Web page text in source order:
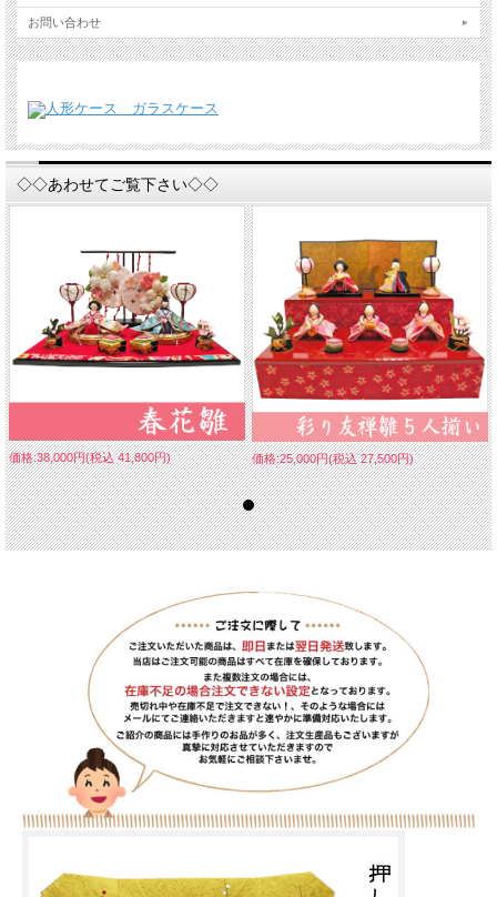
桜色の柔らかな薄紅色が、にっこり笑顔のおひな様とお内裏様が春の陽射しに包ま
れたのように
大きな屏風にも、桜の花と流水が穏やかに描かれています。
「ほほえみ桜雛」の名の通り、お顔がとっても魅力的な親王飾りです。
おひな様の手には花飾りの付いた扇、お内裏様は勺を持っています。
奥行きはコンパクトながら幅はしっかり４５センチありますので、とても飾り映え
桜や橘、ぼんぼりの作りは、龍虎堂ならではの職人さんの細部へのこだわりが感じ
大変美しい仕上がりです。
大切なお嬢様、お孫様の誕生と、健やかな健康を願い、末永く「守り雛」としてお
飾りください。
コンパクトでもきちんと、小さくても良い物をお探しの方におススメします。
お問い合わせ
◇◇あわせてご覧下さい◇◇
価格:38,000円(税込 41,800円) 価格:25,000円(税込 27,500円)